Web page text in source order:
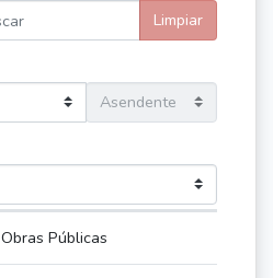
Limpiar
Obras Públicas